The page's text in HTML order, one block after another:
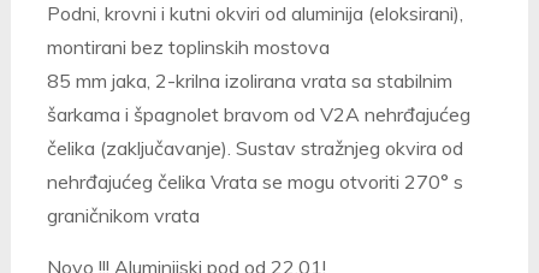
Podni, krovni i kutni okviri od aluminija (eloksirani),
montirani bez toplinskih mostova
85 mm jaka, 2-krilna izolirana vrata sa stabilnim
šarkama i špagnolet bravom od V2A nehrđajućeg
čelika (zaključavanje). Sustav stražnjeg okvira od
nehrđajućeg čelika Vrata se mogu otvoriti 270° s
graničnikom vrata
Novo !!! Aluminijski pod od 22.01!